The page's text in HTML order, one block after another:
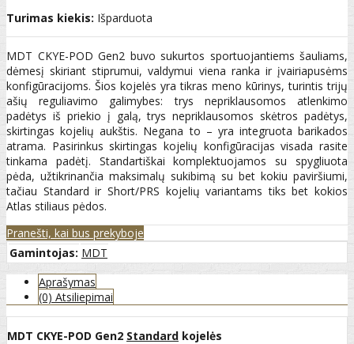
Turimas kiekis: Išparduota
MDT CKYE-POD Gen2 buvo sukurtos sportuojantiems šauliams,
dėmesį skiriant stiprumui, valdymui viena ranka ir įvairiapusėms
konfigūracijoms. Šios kojelės yra tikras meno kūrinys, turintis trijų
ašių reguliavimo galimybes: trys nepriklausomos atlenkimo
padėtys iš priekio į galą, trys nepriklausomos skėtros padėtys,
skirtingas kojelių aukštis. Negana to – yra integruota barikados
atrama. Pasirinkus skirtingas kojelių konfigūracijas visada rasite
tinkama padėtį. Standartiškai komplektuojamos su spygliuota
pėda, užtikrinančia maksimalų sukibimą su bet kokiu paviršiumi,
tačiau Standard ir Short/PRS kojelių variantams tiks bet kokios
Atlas stiliaus pėdos.
Pranešti, kai bus prekyboje
Gamintojas: MDT
Aprašymas
(0) Atsiliepimai
MDT CKYE-POD Gen2 Standard kojelės